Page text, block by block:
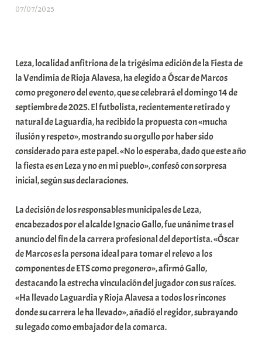
07/07/2025
a
r
E
r
r
i
o
x
a
o
m
u
n
i
t
a
t
e
Leza, localidad anfitriona de la trigésima edición de la Fiesta de
la Vendimia de Rioja Alavesa, ha elegido a Óscar de Marcos
como pregonero del evento, que se celebrará el domingo 14 de
septiembre de 2025. El futbolista, recientemente retirado y
natural de Laguardia, ha recibido la propuesta con «mucha
ilusión y respeto», mostrando su orgullo por haber sido
considerado para este papel. «No lo esperaba, dado que este año
la fiesta es en Leza y no en mi pueblo», confesó con sorpresa
inicial, según sus declaraciones.
La decisión de los responsables municipales de Leza,
encabezados por el alcalde Ignacio Gallo, fue unánime tras el
anuncio del fin de la carrera profesional del deportista. «Óscar
de Marcos es la persona ideal para tomar el relevo a los
componentes de ETS como pregonero», afirmó Gallo,
destacando la estrecha vinculación del jugador con sus raíces.
«Ha llevado Laguardia y Rioja Alavesa a todos los rincones
donde su carrera le ha llevado», añadió el regidor, subrayando
su legado como embajador de la comarca.